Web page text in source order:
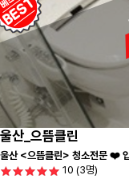
울산_으뜸클린
울산 <으뜸클린> 청소전문 ❤️
치드시공 전문 청소 업체 ❤️
10 (3명)